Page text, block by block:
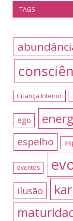
TAGS
Criança Interior
ego
espelho
eventos
ilusão